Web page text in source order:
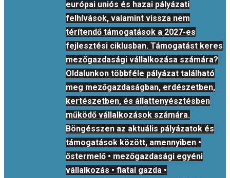
európai uniós és hazai pályázati
felhívások, valamint vissza nem
térítendő támogatások a 2027-es
fejlesztési ciklusban. Támogatást keres
mezőgazdasági vállalkozása számára?
Oldalunkon többféle pályázat található
meg mezőgazdaságban, erdészetben,
kertészetben, és állattenyésztésben
működő vállalkozások számára.
Böngésszen az aktuális pályázatok és
támogatások között, amennyiben •
őstermelő • mezőgazdasági egyéni
vállalkozás • fiatal gazda •